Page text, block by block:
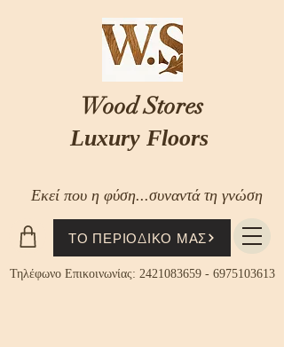
Εκεί που η φύση...συναντά τη γνώση
ΤΟ ΠΕΡΙΟΔΙΚΟ ΜΑΣ
Τηλέφωνο Επικοινωνίας: 2421083659- 6975103613
Wood Stores
Luxury Floors